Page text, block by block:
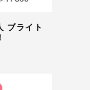
ブライト